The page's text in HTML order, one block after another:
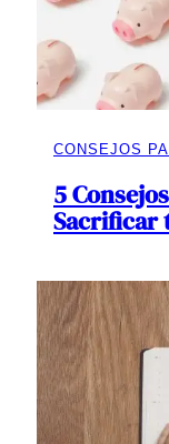
CONSEJOS
5
Sacrificar